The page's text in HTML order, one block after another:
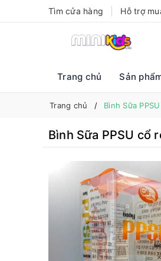
Tìm cửa hàng Hỗ trợ
Trang chủ Sản
Trang chủ Bình Sữa
Bình Sữa PPSU cổ